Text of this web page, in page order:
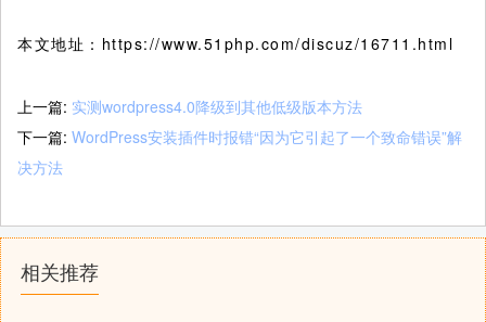
本文地址：https://www.51php.com/discuz/16711.html
上一篇: 实测wordpress4.0降级到其他低级版本方法
下一篇: WordPress安装插件时报错“因为它引起了一个致命错误”解
决方法
相关推荐